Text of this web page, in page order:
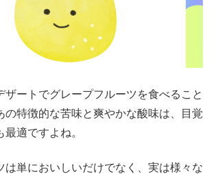
ザートでグレープフルーツを食べること
の特徴的な苦味と爽やかな酸味は、目覚
適ですよね。
は単においしいだけでなく、実は様々な